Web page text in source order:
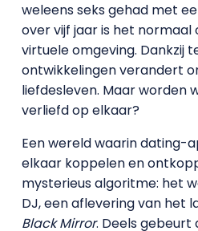
weleens seks gehad met
over vijf jaar is het normaal
virtuele omgeving. Dankzij
ontwikkelingen verandert
liefdesleven. Maar worden
verliefd op elkaar?
Een wereld waarin dating-
elkaar koppelen en
mysterieus algoritme: het
DJ, een aflevering van het
Black Mirror. Deels